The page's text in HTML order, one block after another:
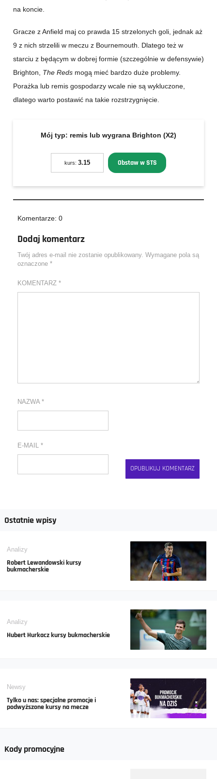
na koncie.
Gracze z Anfield maj co prawda 15 strzelonych goli, jednak aż
9 z nich strzelili w meczu z Bournemouth. Dlatego też w
starciu z będącym w dobrej formie (szczególnie w defensywie)
Brighton, The Reds mogą mieć bardzo duże problemy.
Porażka lub remis gospodarzy wcale nie są wykluczone,
dlatego warto postawić na takie rozstrzygnięcie.
Mój typ: remis lub wygrana Brighton (X2)
kurs: 3.15 Obstaw w STS
Komentarze: 0
Dodaj komentarz
Twój adres e-mail nie zostanie opublikowany. Wymagane pola są
oznaczone *
KOMENTARZ *
NAZWA *
E-MAIL *
Ostatnie wpisy
Analizy
Robert Lewandowski kursy
bukmacherskie
Analizy
Hubert Hurkacz kursy bukmacherskie
Newsy
Tylko u nas: specjalne promocje i
podwyższone kursy na mecze
Kody promocyjne